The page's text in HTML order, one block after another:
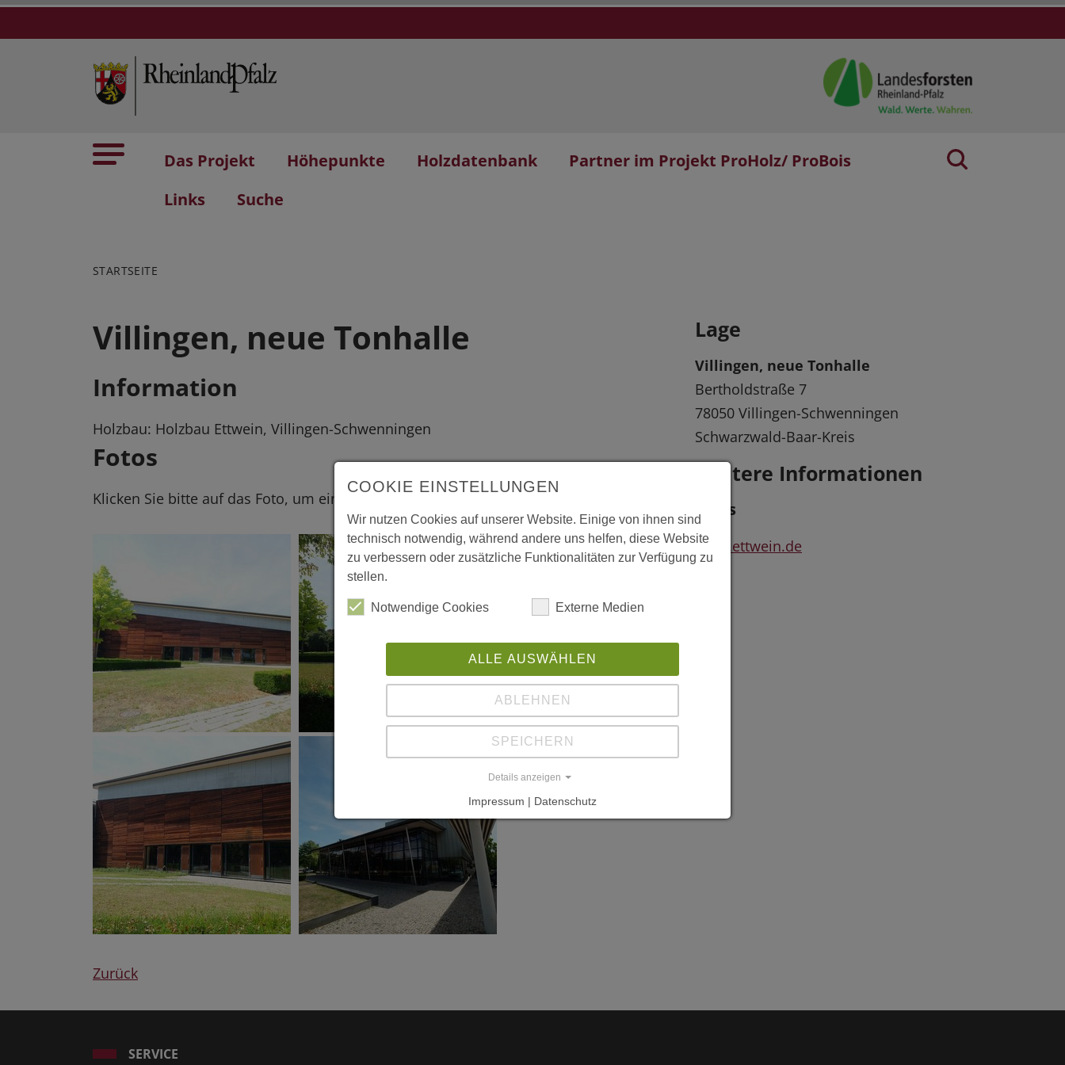
Das Projekt Höhepunkte Holzdatenbank
Partner im Projekt ProHolz/ ProBois
Links
Suche
STARTSEITE
Villingen, neue Tonhalle
Information
Holzbau: Holzbau Ettwein, Villingen-Schwenningen
Fotos
Klicken Sie bitte auf das Foto, um eine vergrößerte Darstellung zu erhalten.
Zurück
Lage
Villingen, neue Tonhalle
Bertholdstraße 7
78050 Villingen-Schwenningen
Schwarzwald-Baar-Kreis
Weitere Informationen
Links
www.ettwein.de
SERVICE
COOKIE EINSTELLUNGEN
Wir nutzen Cookies auf unserer Website. Einige von ihnen sind
technisch notwendig, während andere uns helfen, diese Website
zu verbessern oder zusätzliche Funktionalitäten zur Verfügung zu
stellen.
Notwendige Cookies Externe Medien
ALLE AUSWÄHLEN
ABLEHNEN
SPEICHERN
Details anzeigen
Impressum | Datenschutz